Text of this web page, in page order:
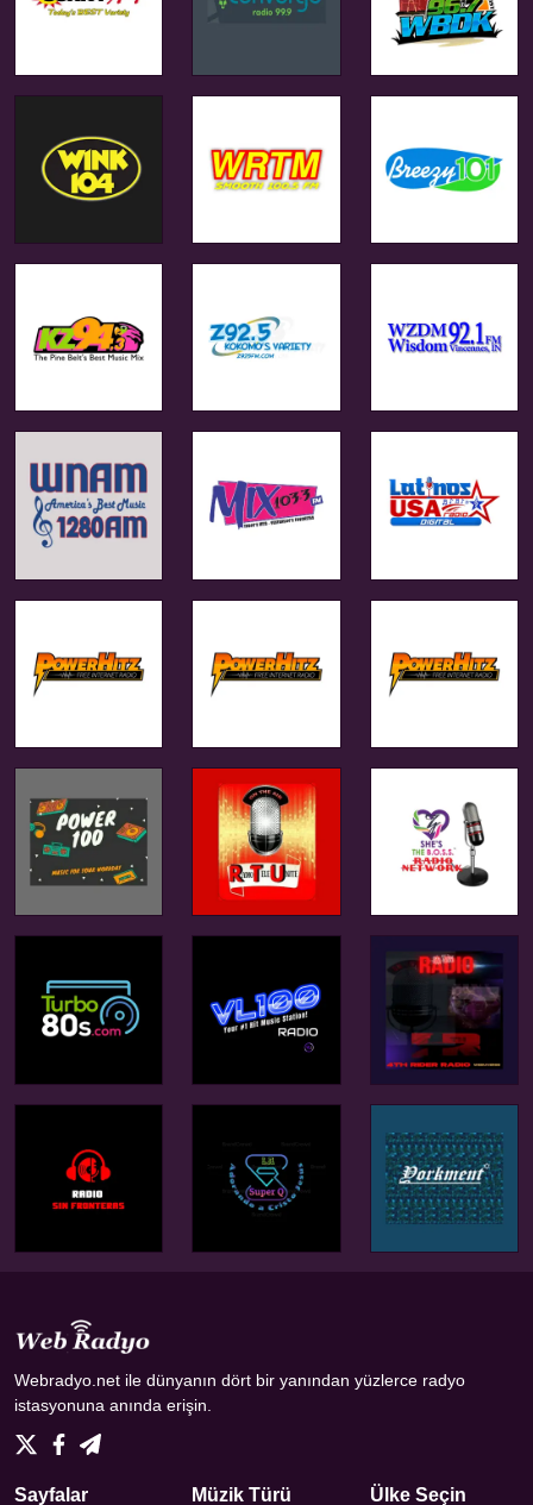
Webradyo.net ile dünyanın dört bir yanından yüzlerce radyo
istasyonuna anında erişin.
Sayfalar Müzik Türü Ülke Seçin